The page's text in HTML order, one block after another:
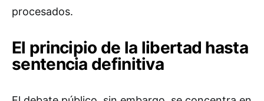
procesados.
El principio de la libertad hasta
sentencia definitiva